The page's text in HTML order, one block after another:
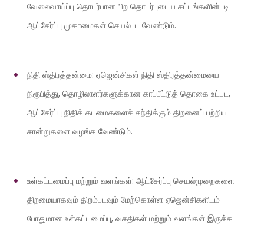
வேலைவாய்ப்பு தொடர்பான பிற தொடர்புடைய சட்டங்களின்படி
ஆட்சேர்ப்பு முகாமைகள் செயல்பட வேண்டும்.
நிதி ஸ்திரத்தன்மை: ஏஜென்சிகள் நிதி ஸ்திரத்தன்மையை
நிரூபித்து, தொழிலாளர்களுக்கான காப்பீட்டுத் தொகை உட்பட,
ஆட்சேர்ப்பு நிதிக் கடமைகளைச் சந்திக்கும் திறனைப் பற்றிய
சான்றுகளை வழங்க வேண்டும்.
உள்கட்டமைப்பு மற்றும் வளங்கள்: ஆட்சேர்ப்பு செயல்முறைகளை
திறமையாகவும் திறம்படவும் மேற்கொள்ள ஏஜென்சிகளிடம்
போதுமான உள்கட்டமைப்பு, வசதிகள் மற்றும் வளங்கள் இருக்க